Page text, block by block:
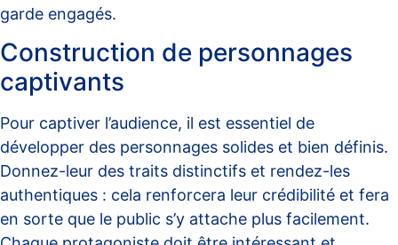
garde engagés.
Construction de personnages
captivants
Pour captiver l’audience, il est essentiel de
développer des personnages solides et bien définis.
Donnez-leur des traits distinctifs et rendez-les
authentiques : cela renforcera leur crédibilité et fera
en sorte que le public s’y attache plus facilement.